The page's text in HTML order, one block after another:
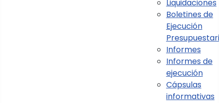
Liquidaciones
Boletines de
Ejecución
Informes
Informes de
ejecución
Cápsulas
informativas
Ver Normas de Ejecución